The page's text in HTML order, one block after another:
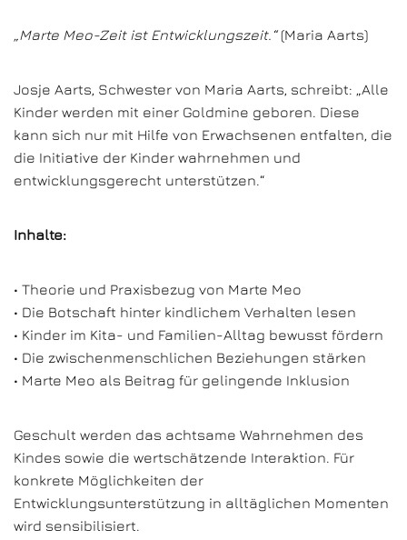
„Marte Meo-Zeit ist Entwicklungszeit.“(Maria Aarts)
Josje Aarts, Schwester von Maria Aarts, schreibt: „Alle
Kinder werden mit einer Goldmine geboren. Diese
kann sich nur mit Hilfe von Erwachsenen entfalten, die
die Initiative der Kinder wahrnehmen und
entwicklungsgerecht unterstützen.“
Inhalte:
• Theorie und Praxisbezug von Marte Meo
• Die Botschaft hinter kindlichem Verhalten lesen
• Kinder im Kita- und Familien-Alltag bewusst fördern
• Die zwischenmenschlichen Beziehungen stärken
• Marte Meo als Beitrag für gelingende Inklusion
Geschult werden das achtsame Wahrnehmen des
Kindes sowie die wertschätzende Interaktion. Für
konkrete Möglichkeiten der
Entwicklungsunterstützung in alltäglichen Momenten
wird sensibilisiert.